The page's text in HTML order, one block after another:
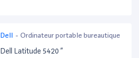
Dell - Ordinateur portable bureautique
Dell Latitude 5420 ”